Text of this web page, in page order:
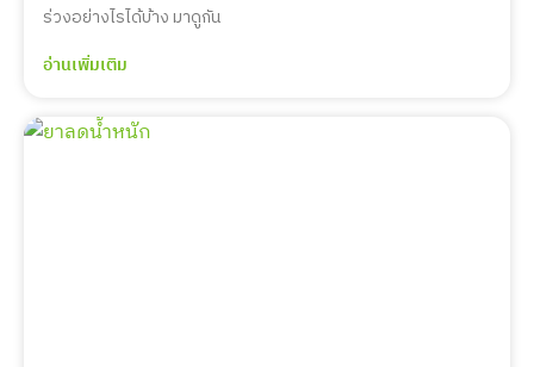
ร่วงอย่างไรได้บ้าง มาดูกัน
อ่านเพิ่มเติม